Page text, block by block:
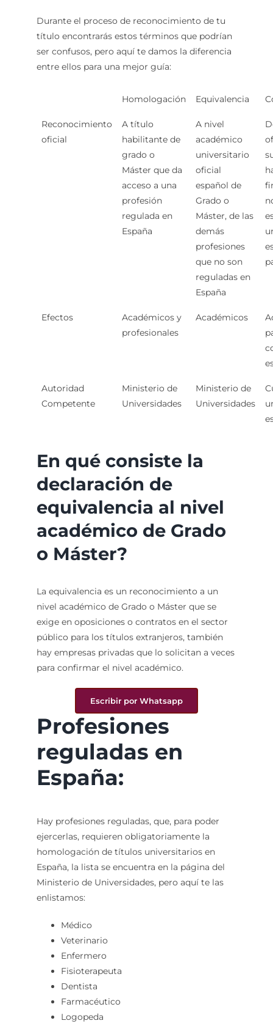
Durante el proceso de reconocimiento de tu
título encontrarás estos términos que podrían
ser confusos, pero aquí te damos la diferencia
entre ellos para una mejor guía:
Homologación Equivalencia
Reconocimiento
oficial
A título
habilitante de
grado o
Máster que da
acceso a una
profesión
regulada en
España
A nivel
académico
universitario
oficial
español de
Grado o
Máster, de las
demás
profesiones
que no son
reguladas en
España
Efectos
Académicos y
profesionales
Académicos
Autoridad
Competente
Ministerio de
Universidades
Ministerio de
Universidades
En qué consiste la
declaración de
equivalencia al nivel
académico de Grado
o Máster?
La equivalencia es un reconocimiento a un
nivel académico de Grado o Máster que se
exige en oposiciones o contratos en el sector
público para los títulos extranjeros, también
hay empresas privadas que lo solicitan a veces
para confirmar el nivel académico.
Escribir por Whatsapp
Profesiones
reguladas en
España:
Hay profesiones reguladas, que, para poder
ejercerlas, requieren obligatoriamente la
homologación de títulos universitarios en
España, la lista se encuentra en la página del
Ministerio de Universidades, pero aquí te las
enlistamos:
Médico
Veterinario
Enfermero
Fisioterapeuta
Dentista
Farmacéutico
Logopeda